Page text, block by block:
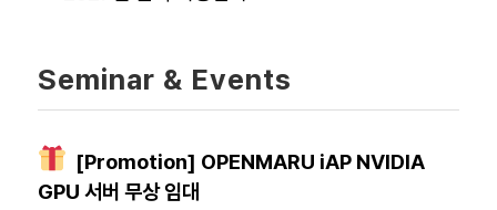
Seminar & Events
[Promotion] OPENMARU iAP NVIDIA
GPU 서버 무상 임대